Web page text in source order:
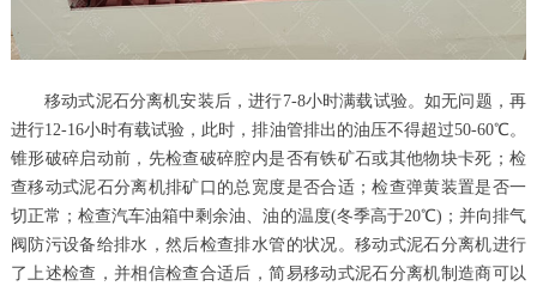
移动式泥石分离机安装后，进行7-8小时满载试验。如无问题，再
进行12-16小时有载试验，此时，排油管排出的油压不得超过50-60℃。
锥形破碎启动前，先检查破碎腔内是否有铁矿石或其他物块卡死；检
查移动式泥石分离机排矿口的总宽度是否合适；检查弹黄装置是否一
切正常；检查汽车油箱中剩余油、油的温度(冬季高于20℃)；并向排气
阀防污设备给排水，然后检查排水管的状况。移动式泥石分离机进行
了上述检查，并相信检查合适后，简易移动式泥石分离机制造商可以